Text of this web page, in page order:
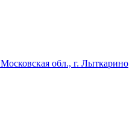
Московская обл., г. Лыткарино